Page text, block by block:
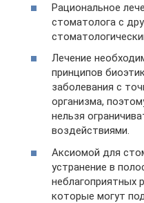
Рациональное
стоматолога с
Лечение
принципов
заболевания с
организма,
нельзя
воздействиями.
Аксиомой для
устранение в
которые могут